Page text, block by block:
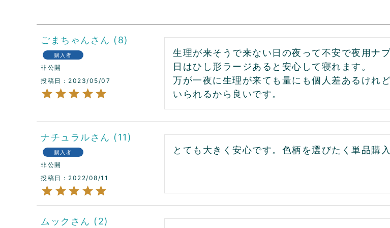
ごまちゃん 8
購入者
非公開
投稿日
2023/05/07
生理が来そうで来ない日の夜って不安で夜用ナ
日はひし形ラージあると安心して寝れます。
万が一夜に生理が来ても量にも個人差あるけれ
いられるから良いです。
ナチュラル 11
購入者
非公開
投稿日
2022/08/11
とても大きく安心です。色柄を選びたく単品購入
ムック 2